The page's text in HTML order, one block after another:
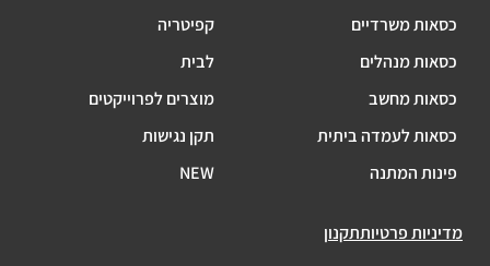
כסאות משרדיים
כסאות מנהלים
כסאות מחשב
כסאות לעמדה ביתית
פינות המתנה
קפיטריה
לבית
מוצרים לפרוייקטים
תקן נגישות
NEW
מדיניות פרטיותתקנון